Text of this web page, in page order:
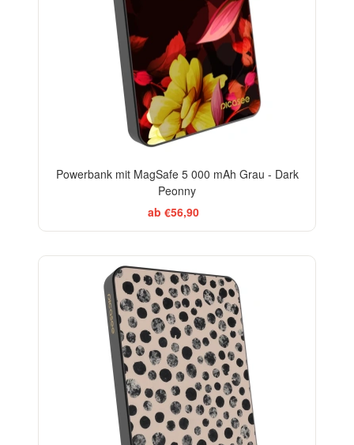
Powerbank mit MagSafe 5 000 mAh Grau - Dark
Peonny
ab €56,90